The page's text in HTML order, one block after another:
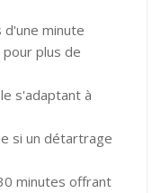
d'une minute
plus de
s'adaptant à
si un détartrage
minutes offrant